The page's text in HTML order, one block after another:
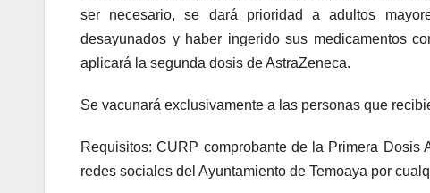
ser necesario, se dará prioridad a adultos
desayunados y haber ingerido sus medicamentos
aplicará la segunda dosis de AstraZeneca.
Se vacunará exclusivamente a las personas que
Requisitos: CURP comprobante de la Primera Dosis
redes sociales del Ayuntamiento de Temoaya por